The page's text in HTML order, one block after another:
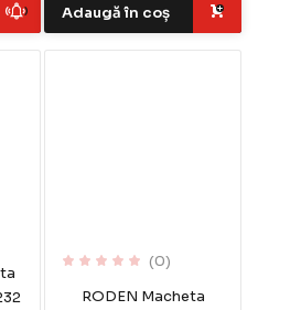
Adaugă în coș
(0)
RODEN Macheta